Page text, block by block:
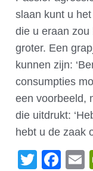
slaan kunt u
die u eraan
groter. Een
kunnen zijn:
consumpties
een voorbeeld,
die uitdrukt:
hebt u de zaak
Twitter